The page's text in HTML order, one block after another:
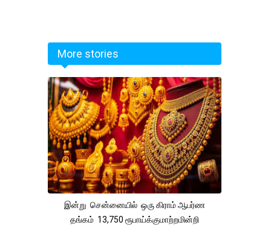
More stories
இன்று சென்னையில் ஒரு கிராம் ஆபர்ண
தங்கம் 13,750 ரூபாய்க்குமாற்றமின்றி